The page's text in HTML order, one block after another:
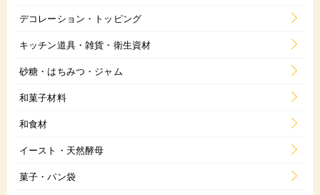
デコレーション・トッピング
キッチン道具・雑貨・衛生資材
砂糖・はちみつ・ジャム
和菓子材料
和食材
イースト・天然酵母
菓子・パン袋